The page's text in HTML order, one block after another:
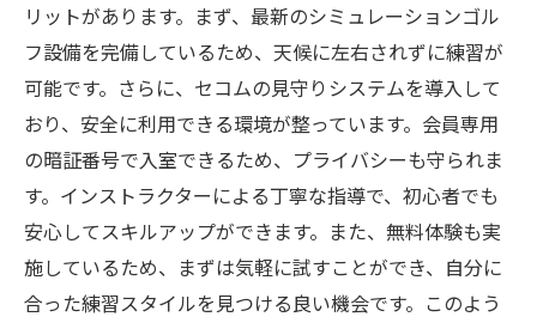
リットがあります。まず、最新のシミュレーションゴル
フ設備を完備しているため、天候に左右されずに練習が
可能です。さらに、セコムの見守りシステムを導入して
おり、安全に利用できる環境が整っています。会員専用
の暗証番号で入室できるため、プライバシーも守られま
す。インストラクターによる丁寧な指導で、初心者でも
安心してスキルアップができます。また、無料体験も実
施しているため、まずは気軽に試すことができ、自分に
合った練習スタイルを見つける良い機会です。このよう